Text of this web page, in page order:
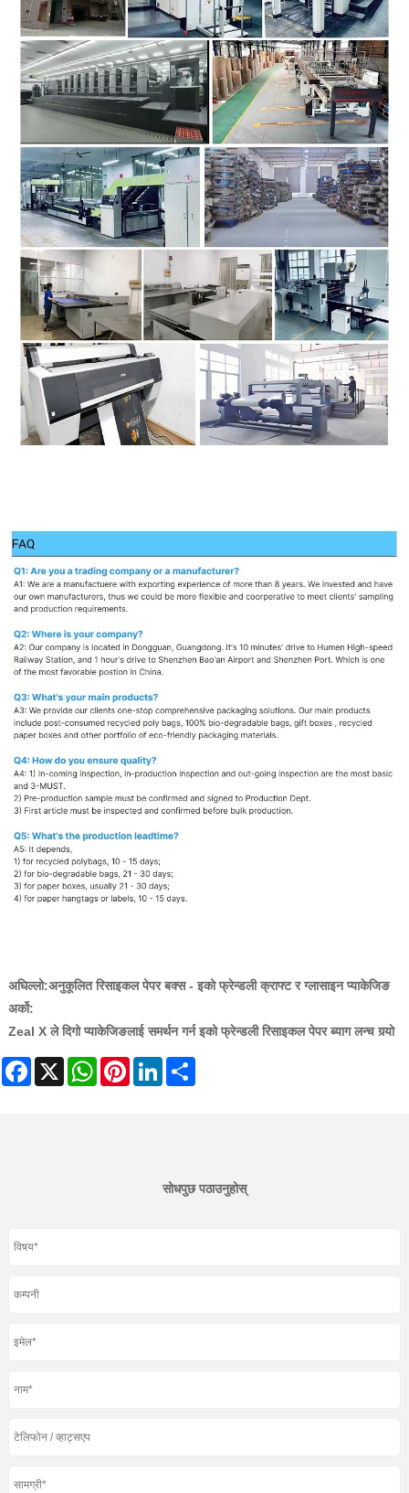
अघिल्लो:अनुकूलित रिसाइकल पेपर बक्स - इको फ्रेन्डली क्राफ्ट र ग्लासाइन प्याकेजिङ
अर्को:
Zeal X ले दिगो प्याकेजिङलाई समर्थन गर्न इको फ्रेन्डली रिसाइकल पेपर ब्याग लन्च गर्‍यो
Facebook
X WhatsAppPinterestLinkedIn
सोधपुछ पठाउनुहोस्